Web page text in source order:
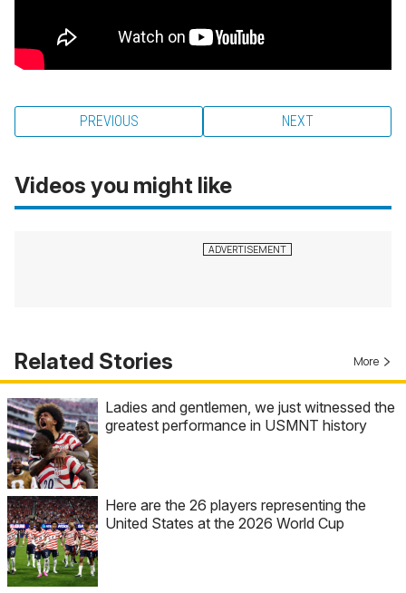
PREVIOUS NEXT
Videos you might like
Related Stories More
Ladies and gentlemen, we just witnessed the
greatest performance in USMNT history
Here are the 26 players representing the
United States at the 2026 World Cup